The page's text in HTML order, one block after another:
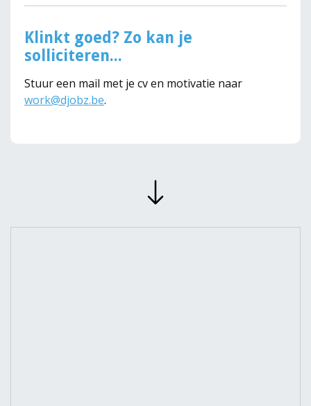
Klinkt goed? Zo kan je
solliciteren...
Stuur een mail met je cv en motivatie naar
work@djobz.be.